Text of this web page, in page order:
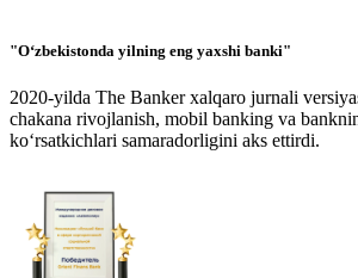
"O‘zbekistonda yilning eng yaxshi banki"
2020-yilda The Banker xalqaro jurnali
chakana rivojlanish, mobil banking va
ko‘rsatkichlari samaradorligini aks ettirdi.